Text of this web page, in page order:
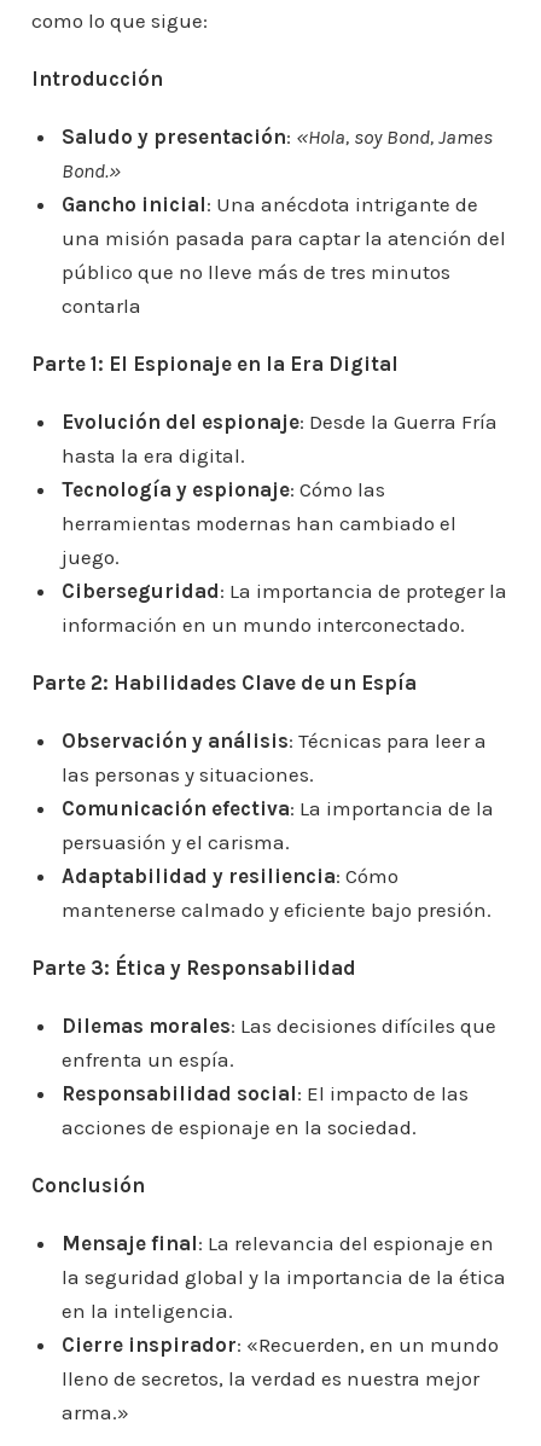
como lo que sigue:
Introducción
Saludo y presentación: «Hola, soy Bond, James
Bond.»
Gancho inicial: Una anécdota intrigante de
una misión pasada para captar la atención del
público que no lleve más de tres minutos
contarla
Parte 1: El Espionaje en la Era Digital
Evolución del espionaje: Desde la Guerra Fría
hasta la era digital.
Tecnología y espionaje: Cómo las
herramientas modernas han cambiado el
juego.
Ciberseguridad: La importancia de proteger la
información en un mundo interconectado.
Parte 2: Habilidades Clave de un Espía
Observación y análisis: Técnicas para leer a
las personas y situaciones.
Comunicación efectiva: La importancia de la
persuasión y el carisma.
Adaptabilidad y resiliencia: Cómo
mantenerse calmado y eficiente bajo presión.
Parte 3: Ética y Responsabilidad
Dilemas morales: Las decisiones difíciles que
enfrenta un espía.
Responsabilidad social: El impacto de las
acciones de espionaje en la sociedad.
Conclusión
Mensaje final: La relevancia del espionaje en
la seguridad global y la importancia de la ética
en la inteligencia.
Cierre inspirador: «Recuerden, en un mundo
lleno de secretos, la verdad es nuestra mejor
arma.»